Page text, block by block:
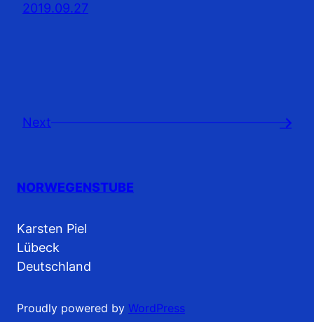
2019.09.27
Next →
NORWEGENSTUBE
Karsten Piel
Lübeck
Deutschland
Proudly powered by WordPress